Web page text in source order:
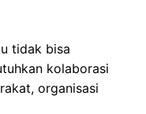
tidak bisa
kolaborasi
organisasi